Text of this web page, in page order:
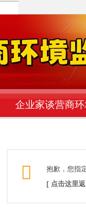
企业家谈营商
抱歉，您指
[ 点击这里